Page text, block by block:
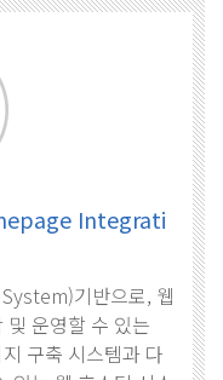
Integrati
기반으로, 웹
운영할 수 있는
구축 시스템과 다